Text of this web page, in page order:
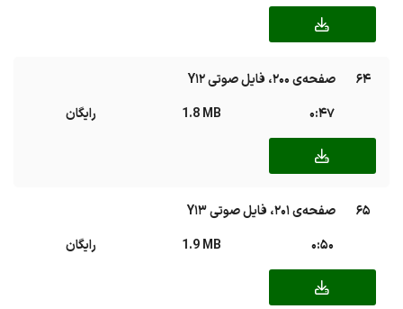
64
صفحه‌ی ۲۰۰، فایل صوتی Y12
0:47
1.8 MB رایگان
65
صفحه‌ی ۲۰۱، فایل صوتی Y13
0:50
1.9 MB رایگان